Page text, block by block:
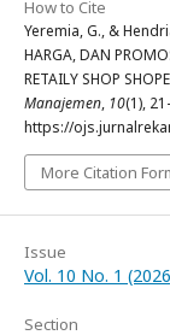
How to Cite
Yeremia, G., &
HARGA, DAN
RETAILY SHOP
Manajemen, 10(1),
https://
More Citation
Issue
Vol. 10 No. 1
Section